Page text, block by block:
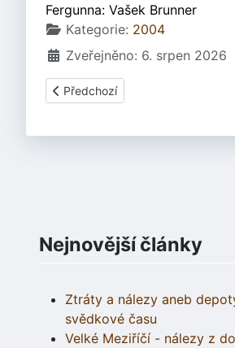
Fergunna: Vašek Brunner
Základní údaje
Kategorie: 2004
Zveřejněno: 6. srpen 2026
Předchozí článek: Dětský ekoden
Předchozí
Nejnovější články
Ztráty a nálezy aneb
svědkové času
Velké Meziříčí - nálezy z